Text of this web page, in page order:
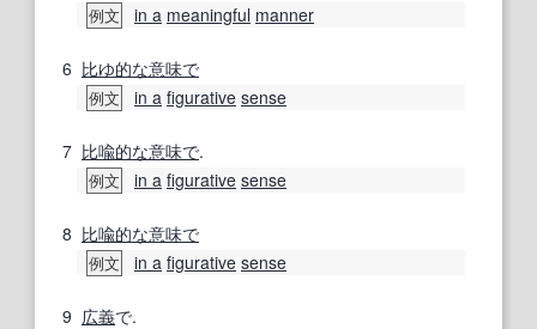
例文 in a meaningful manner
6 比ゆ的な意味で
例文 in a figurative sense
7 比喩的な意味で.
例文 in a figurative sense
8 比喩的な意味で
例文 in a figurative sense
9 広義で.